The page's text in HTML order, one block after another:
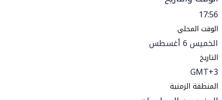
17:56
الوقت المحلي
الخميس 6 أغسطس
التاريخ
GMT+3
المنطقة الزمنية